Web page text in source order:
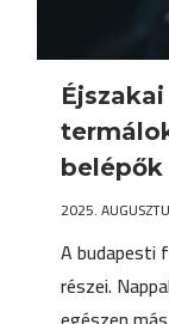
belépők
2025.
A budapesti
részei.